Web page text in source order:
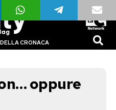
CRONACA
oppure